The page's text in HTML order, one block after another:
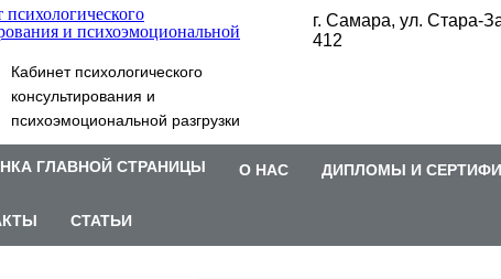
Кабинет психологического
консультирования и
психоэмоциональной разгрузки
г. Самара, ул. Стара-
412
О НАС ДИПЛОМЫ И
СТАТЬИ